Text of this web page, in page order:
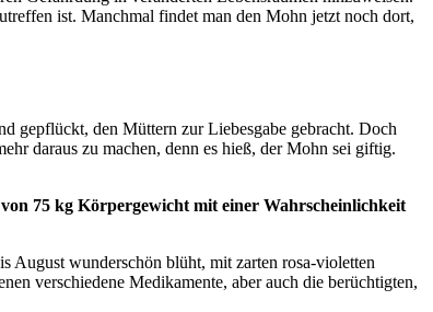
ist. Manchmal findet man den Mohn jetzt noch dort,
gepflückt, den Müttern zur Liebesgabe gebracht. Doch
daraus zu machen, denn es hieß, der Mohn sei giftig.
75 kg Körpergewicht mit einer Wahrscheinlichkeit
August wunderschön blüht, mit zarten rosa-violetten
verschiedene Medikamente, aber auch die berüchtigten,